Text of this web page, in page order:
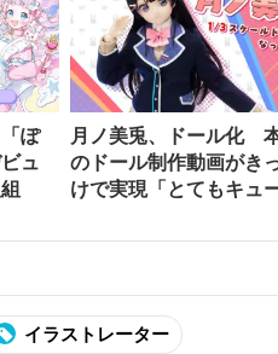
ぽ
ュ
月ノ美兎、ドール化
のドール制作動画がき
けで実現「とてもキュ
イラストレーター